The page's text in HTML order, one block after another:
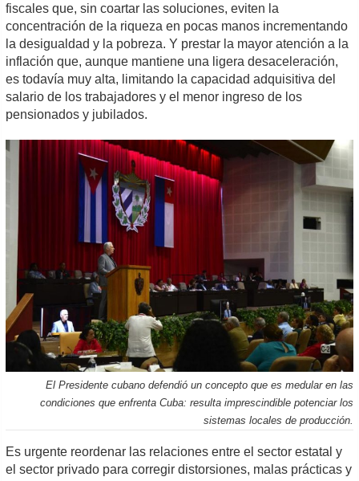
fiscales que, sin coartar las soluciones, eviten la
concentración de la riqueza en pocas manos incrementando
la desigualdad y la pobreza. Y prestar la mayor atención a la
inflación que, aunque mantiene una ligera desaceleración,
es todavía muy alta, limitando la capacidad adquisitiva del
salario de los trabajadores y el menor ingreso de los
pensionados y jubilados.
El Presidente cubano defendió un concepto que es medular en las
condiciones que enfrenta Cuba: resulta imprescindible potenciar los
sistemas locales de producción.
Es urgente reordenar las relaciones entre el sector estatal y
el sector privado para corregir distorsiones, malas prácticas y